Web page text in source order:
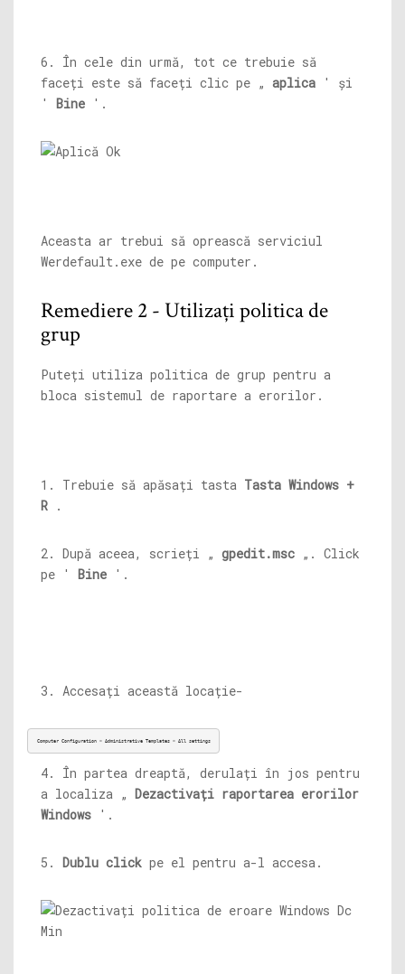
6. În cele din urmă, tot ce trebuie să
faceți este să faceți clic pe „ aplica ' și
' Bine '.
Aceasta ar trebui să oprească serviciul
Werdefault.exe de pe computer.
Remediere 2 - Utilizați politica de
grup
Puteți utiliza politica de grup pentru a
bloca sistemul de raportare a erorilor.
1. Trebuie să apăsați tasta Tasta Windows +
R .
2. După aceea, scrieți „ gpedit.msc „. Click
pe ' Bine '.
3. Accesați această locație-
Computer Configuration > Administrative Templates > All settings
4. În partea dreaptă, derulați în jos pentru
a localiza „ Dezactivați raportarea erorilor
Windows '.
5. Dublu click pe el pentru a-l accesa.